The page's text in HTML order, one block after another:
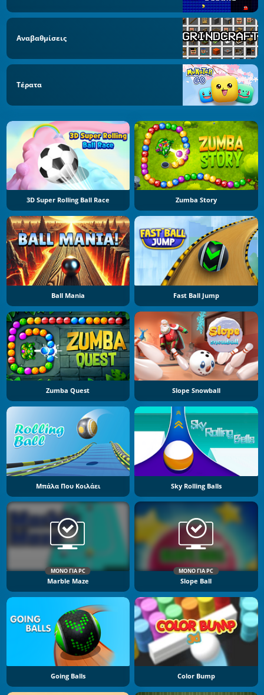
Αναβαθμίσεις
Τέρατα
3D Super Rolling Ball Race Zumba Story
Ball Mania Fast Ball Jump
Zumba Quest Slope Snowball
Μπάλα Που Κοιλάει Sky Rolling Balls
ΜΌΝΟ ΓΙΑ PC
Marble Maze
ΜΌΝΟ ΓΙΑ PC
Slope Ball
Going Balls Color Bump